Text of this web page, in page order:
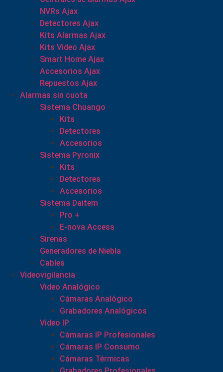
NVRs Ajax
Detectores Ajax
Kits Alarmas Ajax
Kits Video Ajax
Smart Home Ajax
Accesorios Ajax
Repuestos Ajax
Alarmas sin cuota
Sistema Chuango
Kits
Detectores
Accesorios
Sistema Pyronix
Kits
Detectores
Accesorios
Sistema Daitem
Pro +
E-nova Access
Sirenas
Generadores de Niebla
Cables
Videovigilancia
Video Analógico
Cámaras Analógico
Grabadores Analógicos
Video IP
Cámaras IP Profesionales
Cámaras IP Consumo
Cámaras Térmicas